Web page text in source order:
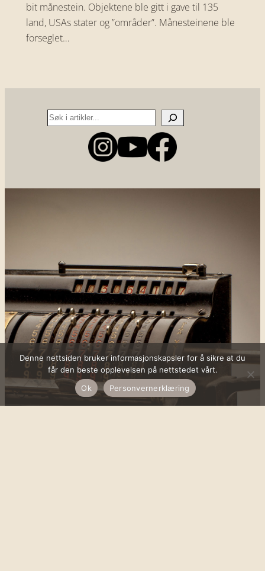
bit månestein. Objektene ble gitt i gave til 135
land, USAs stater og ”områder”. Månesteinene ble
forseglet…
Search
Denne nettsiden bruker informasjonskapsler for å sikre at du
får den beste opplevelsen på nettstedet vårt.
Ok
Personvernerklæring